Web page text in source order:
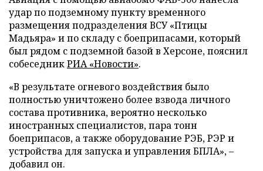
удар по подземному пункту временного
размещения подразделения ВСУ «Птицы
Мадьяра» и по складу с боеприпасами, который
был рядом с подземной базой в Херсоне, пояснил
собеседникРИА «Новости».
«В результате огневого воздействия было
полностью уничтожено более взвода личного
состава противника, вероятно несколько
иностранных специалистов, пара тонн
боеприпасов, а также оборудование РЭБ, РЭР и
устройства для запуска и управления БПЛА», –
добавил он.